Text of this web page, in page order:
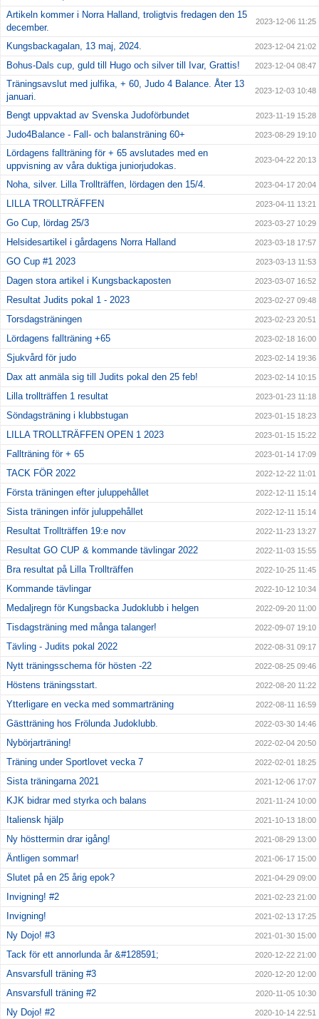
Artikeln kommer i Norra Halland, troligtvis fredagen den 15
december.
2023-12-06 11:25
Kungsbackagalan, 13 maj, 2024. 2023-12-04 21:02
Bohus-Dals cup, guld till Hugo och silver till Ivar, Grattis! 2023-12-04 08:47
Träningsavslut med julfika, + 60, Judo 4 Balance. Åter 13
januari.
2023-12-03 10:48
Bengt uppvaktad av Svenska Judoförbundet 2023-11-19 15:28
Judo4Balance - Fall- och balansträning 60+ 2023-08-29 19:10
Lördagens fallträning för + 65 avslutades med en
uppvisning av våra duktiga juniorjudokas.
2023-04-22 20:13
Noha, silver. Lilla Trollträffen, lördagen den 15/4. 2023-04-17 20:04
LILLA TROLLTRÄFFEN 2023-04-11 13:21
Go Cup, lördag 25/3 2023-03-27 10:29
Helsidesartikel i gårdagens Norra Halland 2023-03-18 17:57
GO Cup #1 2023 2023-03-13 11:53
Dagen stora artikel i Kungsbackaposten 2023-03-07 16:52
Resultat Judits pokal 1 - 2023 2023-02-27 09:48
Torsdagsträningen 2023-02-23 20:51
Lördagens fallträning +65 2023-02-18 16:00
Sjukvård för judo 2023-02-14 19:36
Dax att anmäla sig till Judits pokal den 25 feb! 2023-02-14 10:15
Lilla trollträffen 1 resultat 2023-01-23 11:18
Söndagsträning i klubbstugan 2023-01-15 18:23
LILLA TROLLTRÄFFEN OPEN 1 2023 2023-01-15 15:22
Fallträning för + 65 2023-01-14 17:09
TACK FÖR 2022 2022-12-22 11:01
Första träningen efter juluppehållet 2022-12-11 15:14
Sista träningen inför juluppehållet 2022-12-11 15:14
Resultat Trollträffen 19:e nov 2022-11-23 13:27
Resultat GO CUP & kommande tävlingar 2022 2022-11-03 15:55
Bra resultat på Lilla Trollträffen 2022-10-25 11:45
Kommande tävlingar 2022-10-12 10:34
Medaljregn för Kungsbacka Judoklubb i helgen 2022-09-20 11:00
Tisdagsträning med många talanger! 2022-09-07 19:10
Tävling - Judits pokal 2022 2022-08-31 09:17
Nytt träningsschema för hösten -22 2022-08-25 09:46
Höstens träningsstart. 2022-08-20 11:22
Ytterligare en vecka med sommarträning 2022-08-11 16:59
Gästträning hos Frölunda Judoklubb. 2022-03-30 14:46
Nybörjarträning! 2022-02-04 20:50
Träning under Sportlovet vecka 7 2022-02-01 18:25
Sista träningarna 2021 2021-12-06 17:07
KJK bidrar med styrka och balans 2021-11-24 10:00
Italiensk hjälp 2021-10-13 18:00
Ny hösttermin drar igång! 2021-08-29 13:00
Äntligen sommar! 2021-06-17 15:00
Slutet på en 25 årig epok? 2021-04-29 09:00
Invigning! #2 2021-02-23 21:00
Invigning! 2021-02-13 17:25
Ny Dojo! #3 2021-01-30 15:00
Tack för ett annorlunda år &#128591; 2020-12-22 21:00
Ansvarsfull träning #3 2020-12-20 12:00
Ansvarsfull träning #2 2020-11-05 10:30
Ny Dojo! #2 2020-10-14 22:51